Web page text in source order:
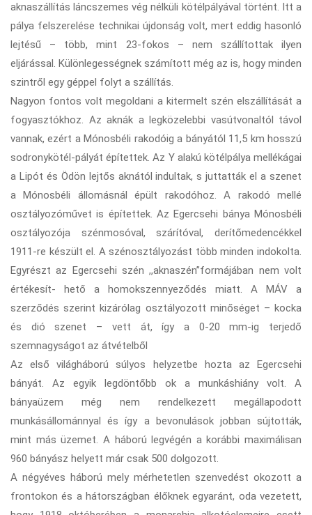
aknaszállítás láncszemes vég nélküli kötélpályával történt. Itt a
pálya felszerelése technikai újdonság volt, mert eddig hasonló
lejtésű – több, mint 23-fokos – nem szállítottak ilyen
eljárással. Különlegességnek számított még az is, hogy minden
szintről egy géppel folyt a szállítás.
Nagyon fontos volt megoldani a kitermelt szén elszállítását a
fogyasztókhoz. Az aknák a legközelebbi vasútvonaltól távol
vannak, ezért a Mónosbéli rakodóig a bányától 11,5 km hosszú
sodronykötél-pályát építettek. Az Y alakú kötélpálya mellékágai
a Lipót és Ödön lejtős aknától indultak, s juttatták el a szenet
a Mónosbéli állomásnál épült rakodóhoz. A rakodó mellé
osztályozóművet is építettek. Az Egercsehi bánya Mónosbéli
osztályozója szénmosóval, szárítóval, derítőmedencékkel
1911-re készült el. A szénosztályozást több minden indokolta.
Egyrészt az Egercsehi szén ,,aknaszén”formájában nem volt
értékesít- hető a homokszennyeződés miatt. A MÁV a
szerződés szerint kizárólag osztályozott minőséget – kocka
és dió szenet – vett át, így a 0-20 mm-ig terjedő
szemnagyságot az átvételből
Az első világháború súlyos helyzetbe hozta az Egercsehi
bányát. Az egyik legdöntőbb ok a munkáshiány volt. A
bányaüzem még nem rendelkezett megállapodott
munkásállománnyal és így a bevonulások jobban sújtották,
mint más üzemet. A háború legvégén a korábbi maximálisan
960 bányász helyett már csak 500 dolgozott.
A négyéves háború mely mérhetetlen szenvedést okozott a
frontokon és a hátországban élőknek egyaránt, oda vezetett,